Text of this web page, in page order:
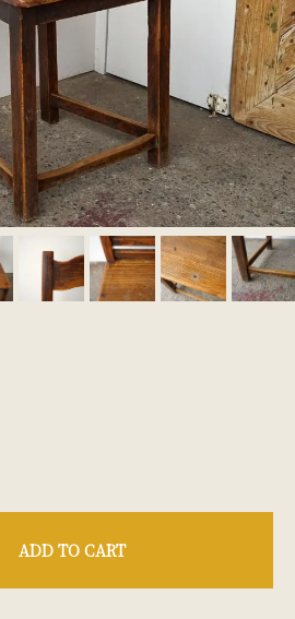
ADD TO CART